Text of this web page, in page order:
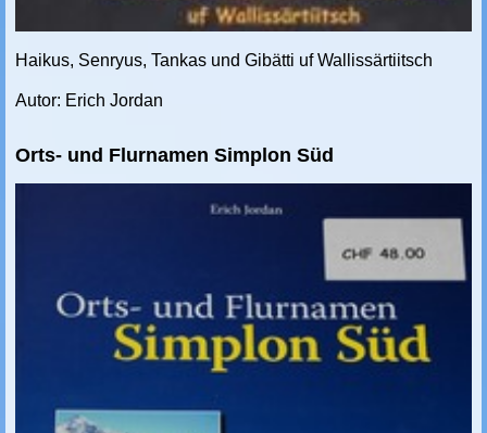
Haikus, Senryus, Tankas und Gibätti uf Wallissärtiitsch
Autor: Erich Jordan
Orts- und Flurnamen Simplon Süd